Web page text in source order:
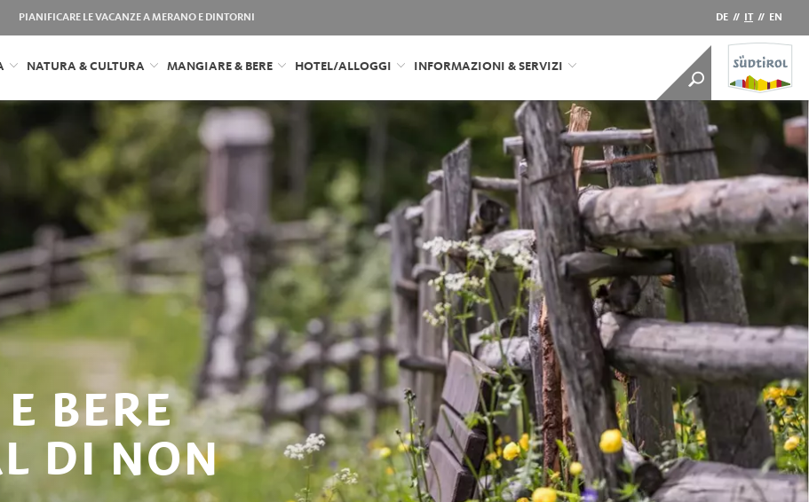
PIANIFICARE LE VACANZE A MERANO E DINTORNI DE // IT // EN
NATURA & CULTURA MANGIARE & BERE HOTEL/ALLOGGI INFORMAZIONI & SERVIZI
BERE
DI NON